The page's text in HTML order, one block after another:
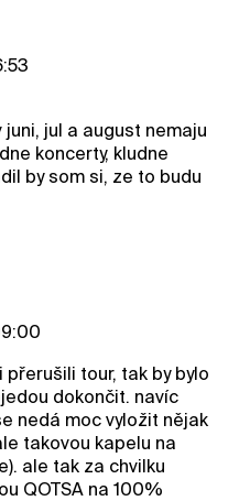
jul a august nemaju
koncerty, kludne
by som si, ze to budu
přerušili tour, tak by bylo
dokončit. navíc
nedá moc vyložit nějak
takovou kapelu na
ale tak za chvilku
QOTSA na 100%